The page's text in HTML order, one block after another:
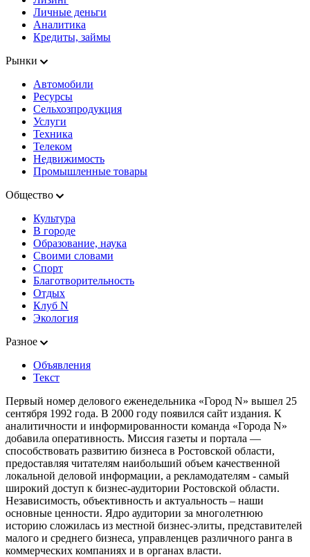
Личные деньги
Аналитика
Кредиты, займы
Рынки
Автомобили
Ресурсы
Сельхозпродукция
Услуги
Техника
Телеком
Недвижимость
Промышленные товары
Общество
Культура
В городе
Образование, наука
Своими словами
Спорт
Благотворительность
Отдых
Клуб N
Экология
Разное
Объявления
Текст
Первый номер делового еженедельника «Город N» вышел 25
сентября 1992 года. В 2000 году появился сайт издания. К
аналитичности и информированности команда «Города N»
добавила оперативность. Миссия газеты и портала —
способствовать развитию бизнеса в Ростовской области,
предоставляя читателям наибольший объем качественной
локальной деловой информации, а рекламодателям - самый
широкий доступ к бизнес-аудитории Ростовской области.
Независимость, объективность и актуальность – наши
основные ценности. Ядро аудитории за многолетнюю
историю сложилась из местной бизнес-элиты, представителей
малого и среднего бизнеса, управленцев различного ранга в
коммерческих компаниях и в органах власти.